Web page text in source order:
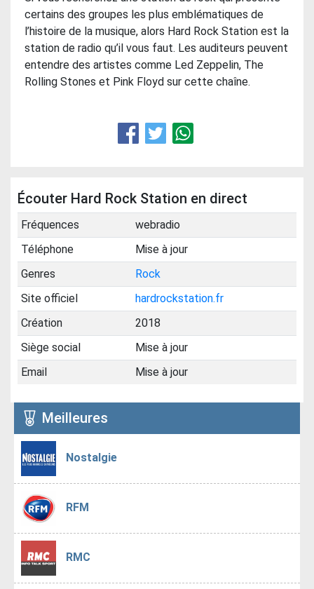
certains des groupes les plus emblématiques de
l’histoire de la musique, alors Hard Rock Station est la
station de radio qu’il vous faut. Les auditeurs peuvent
entendre des artistes comme Led Zeppelin, The
Rolling Stones et Pink Floyd sur cette chaîne.
Écouter Hard Rock Station en direct
Fréquences
webradio
Téléphone
Mise à jour
Genres
Rock
Site officiel
hardrockstation.fr
Création
2018
Siège social
Mise à jour
Email
Mise à jour
Meilleures
Nostalgie
RFM
RMC